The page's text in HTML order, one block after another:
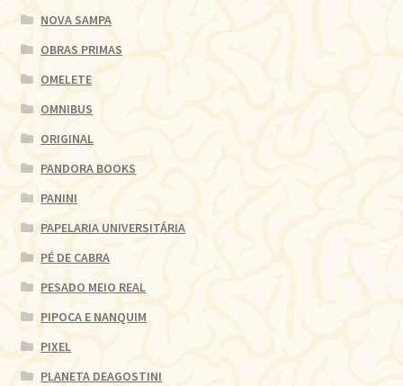
NOVA SAMPA
OBRAS PRIMAS
OMELETE
OMNIBUS
ORIGINAL
PANDORA BOOKS
PANINI
PAPELARIA UNIVERSITÁRIA
PÉ DE CABRA
PESADO MEIO REAL
PIPOCA E NANQUIM
PIXEL
PLANETA DEAGOSTINI